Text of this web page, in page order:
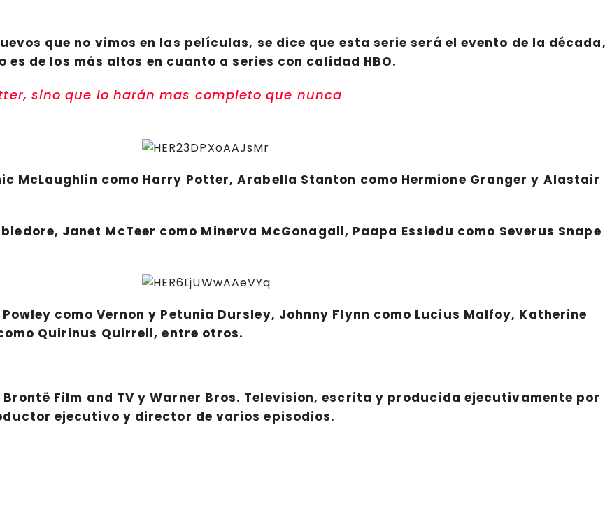
que no vimos en las películas, se dice que esta serie será el evento de la década,
de los más altos en cuanto a series con calidad HBO.
sino que lo harán mas completo que nunca
McLaughlin como Harry Potter, Arabella Stanton como Hermione Granger y Alastair
Janet McTeer como Minerva McGonagall, Paapa Essiedu como Severus Snape
como Vernon y Petunia Dursley, Johnny Flynn como Lucius Malfoy, Katherine
Quirinus Quirrell, entre otros.
Film and TV y Warner Bros. Television, escrita y producida ejecutivamente por
ejecutivo y director de varios episodios.